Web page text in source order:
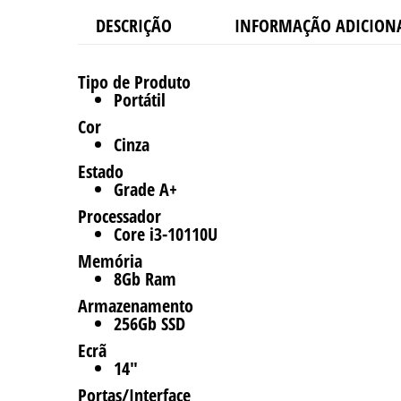
DESCRIÇÃO INFORMAÇÃO
Tipo de Produto
Portátil
Cor
Cinza
Estado
Grade A+
Processador
Core i3-10110U
Memória
8Gb Ram
Armazenamento
256Gb SSD
Ecrã
14″
Portas/Interface